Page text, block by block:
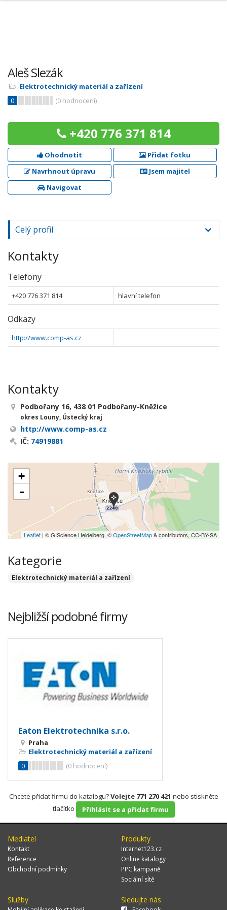
Aleš Slezák
Elektrotechnický materiál a zařízení
0
(0 hodnocení)
+420 776 371 814
Ohodnotit
Přidat fotku
Navrhnout úpravu
Jsem majitel
Navigovat
Celý profil
Kontakty
Telefony
+420 776 371 814 hlavní telefon
Odkazy
http://www.comp-as.cz
Kontakty
Podbořany 16, 438 01 Podbořany-Kněžice
okres Louny, Ústecký kraj
http://www.comp-as.cz
IČ: 74919881
+
-
Leaflet | © GIScience Heidelberg, ©OpenStreetMap& contributors, CC-BY-SA
Kategorie
Elektrotechnický materiál a zařízení
Nejbližší podobné firmy
Eaton Elektrotechnika s.r.o.
Praha
Elektrotechnický materiál a zařízení
0
(0 hodnocení)
Chcete přidat firmu do katalogu?Volejte 771 270 421 nebo stiskněte
tlačítko
Přihlásit se a přidat firmu
Mediatel
Kontakt
Reference
Obchodní podmínky
Produkty
Internet123.cz
Online katalogy
PPC kampaně
Sociální sítě
Služby Sledujte nás